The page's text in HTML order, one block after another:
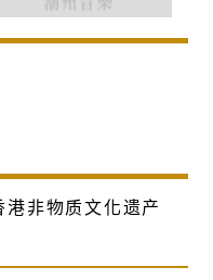
非物质文化遗产